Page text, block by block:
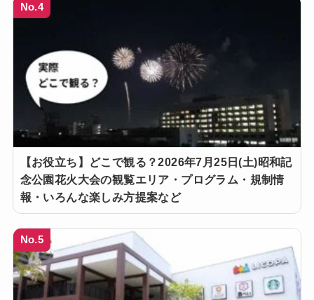
No.4
【お役立ち】どこで観る？2026年7月25日(土)昭和記
念公園花火大会の観覧エリア・プログラム・規制情
報・いろんな楽しみ方提案など
No.5